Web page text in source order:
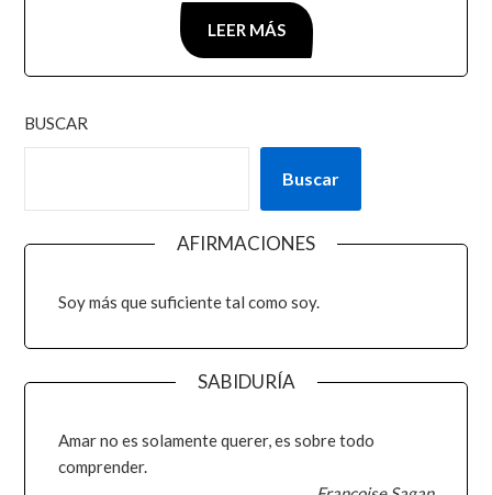
LEER MÁS
BUSCAR
Buscar
AFIRMACIONES
Soy más que suficiente tal como soy.
SABIDURÍA
Amar no es solamente querer, es sobre todo
comprender.